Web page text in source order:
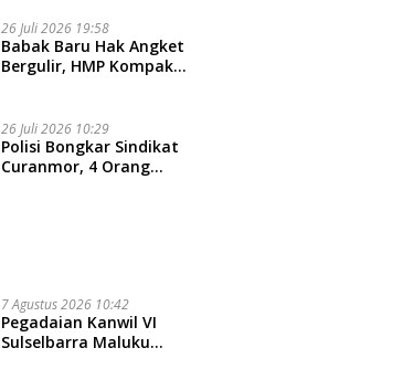
26 Juli 2026 19:58
​Babak Baru Hak Angket
Bergulir, HMP Kompak
26 Juli 2026 10:29
Polisi Bongkar Sindikat
Curanmor, 4 Orang
7 Agustus 2026 10:42
Pegadaian Kanwil VI
Sulselbarra Maluku